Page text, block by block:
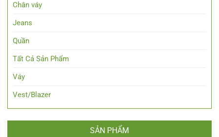
Chân váy
Jeans
Quần
Tất Cả Sản Phẩm
Váy
Vest/Blazer
SẢN PHẨM